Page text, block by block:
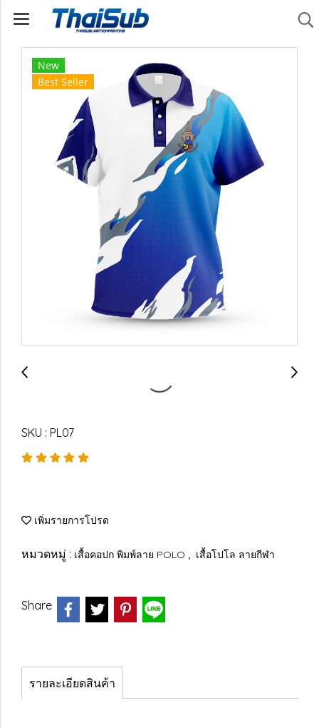
New
Best Seller
SKU : PL07
เพิ่มรายการโปรด
หมวดหมู่ : เสื้อคอปก พิมพ์ลาย POLO , เสื้อโปโล ลายกีฬา
Share
รายละเอียดสินค้า